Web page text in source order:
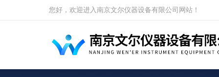
您好，欢迎进入南京文尔仪器设备有限公司网站！